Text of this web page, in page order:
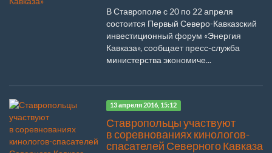
В Ставрополе с 20 по 22 апреля
состоится Первый Северо-Кавказский
инвестиционный форум «Энергия
Кавказа», сообщает пресс-служба
министерства экономиче...
13 апреля 2016, 15:12
Ставропольцы участвуют
в соревнованиях кинологов-
спасателей Северного Кавказа